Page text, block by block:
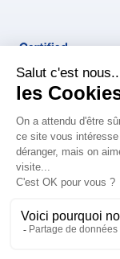
Instagram
Retrouvez les